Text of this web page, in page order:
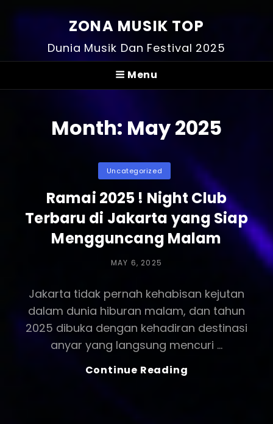
ZONA MUSIK TOP
Dunia Musik Dan Festival 2025
Menu
Month: May 2025
Categories
Uncategorized
Ramai 2025 ! Night Club
Terbaru di Jakarta yang Siap
Mengguncang Malam
POSTED
MAY 6, 2025
Jakarta tidak pernah kehabisan kejutan
dalam dunia hiburan malam, dan tahun
2025 dibuka dengan kehadiran destinasi
anyar yang langsung mencuri …
Continue Reading